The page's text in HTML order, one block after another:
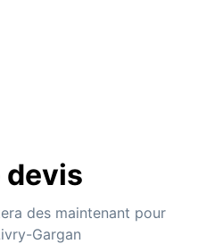
devis
des maintenant pour
Gargan